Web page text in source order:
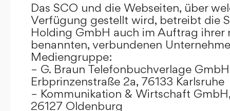
Das SCO und die Webseiten, über
Verfügung gestellt wird, betreibt die
Holding GmbH auch im Auftrag ihrer
benannten, verbundenen
Mediengruppe:
– G. Braun Telefonbuchverlage GmbH
Erbprinzenstraße 2a, 76133 Karlsruhe
– Kommunikation & Wirtschaft
26127 Oldenburg